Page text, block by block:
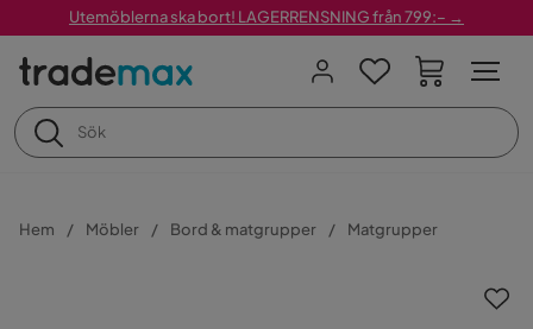
Utemöblerna ska bort! LAGERRENSNING från 799:– →
Hem Möbler Bord & matgrupper Matgrupper